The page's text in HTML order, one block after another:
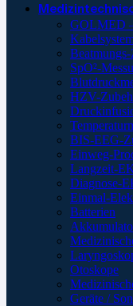
GOLMED
SpO²-
HZV-
BIS-EEG-
Einweg-
Langzeit-
Diagnose-
Einmal-
Batterien
Otoskope
Geräte /